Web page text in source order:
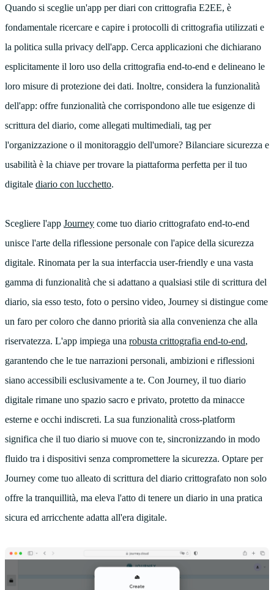
Quando si sceglie un'app per diari con crittografia E2EE, è
fondamentale ricercare e capire i protocolli di crittografia utilizzati e
la politica sulla privacy dell'app. Cerca applicazioni che dichiarano
esplicitamente il loro uso della crittografia end-to-end e delineano le
loro misure di protezione dei dati. Inoltre, considera la funzionalità
dell'app: offre funzionalità che corrispondono alle tue esigenze di
scrittura del diario, come allegati multimediali, tag per
l'organizzazione o il monitoraggio dell'umore? Bilanciare sicurezza e
usabilità è la chiave per trovare la piattaforma perfetta per il tuo
digitale diario con lucchetto.
Scegliere l'app Journey come tuo diario crittografato end-to-end
unisce l'arte della riflessione personale con l'apice della sicurezza
digitale. Rinomata per la sua interfaccia user-friendly e una vasta
gamma di funzionalità che si adattano a qualsiasi stile di scrittura del
diario, sia esso testo, foto o persino video, Journey si distingue come
un faro per coloro che danno priorità sia alla convenienza che alla
riservatezza. L'app impiega una robusta crittografia end-to-end,
garantendo che le tue narrazioni personali, ambizioni e riflessioni
siano accessibili esclusivamente a te. Con Journey, il tuo diario
digitale rimane uno spazio sacro e privato, protetto da minacce
esterne e occhi indiscreti. La sua funzionalità cross-platform
significa che il tuo diario si muove con te, sincronizzando in modo
fluido tra i dispositivi senza compromettere la sicurezza. Optare per
Journey come tuo alleato di scrittura del diario crittografato non solo
offre la tranquillità, ma eleva l'atto di tenere un diario in una pratica
sicura ed arricchente adatta all'era digitale.